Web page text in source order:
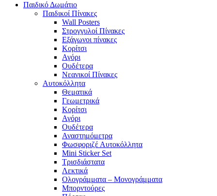
Παιδικό Δωμάτιο
Παιδικοί Πίνακες
Wall Posters
Στρογγυλοί Πίνακες
Εξάγωνοι πίνακες
Κορίτσι
Αγόρι
Ουδέτερα
Νεανικοί Πίνακες
Αυτοκόλλητα
Θεματικά
Γεωμετρικά
Κορίτσι
Αγόρι
Ουδέτερα
Αναστημόμετρα
Φωσφοριζέ Αυτοκόλλητα
Mini Sticker Set
Tρισδιάστατα
Λεκτικά
Ολογράμματα – Μονογράμματα
Μπορντούρες